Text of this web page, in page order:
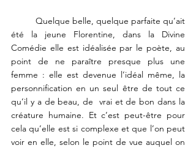
été la jeune Florentine, dans la Divine
Comédie elle est idéalisée par le poète, au
point de ne paraître presque plus une
femme : elle est devenue l’idéal même, la
personnification en un seul être de tout ce
qu’il y a de beau, de  vrai et de bon dans la
créature humaine. Et c’est peut-être pour
cela qu’elle est si complexe et que l’on peut
voir en elle, selon le point de vue auquel on